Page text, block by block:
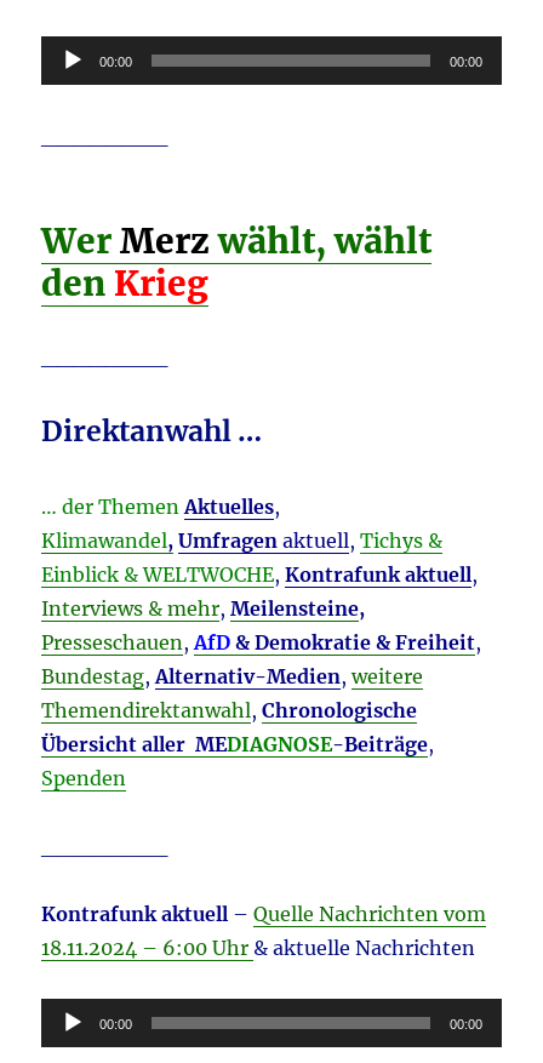
Audio-
Player
00:00 00:00
WerMerzwählt, wählt
den Krieg
Direktanwahl …
… der ThemenAktuelles,
Klimawandel, Umfragen aktuell,Tichys &
Einblick & WELTWOCHE,Kontrafunk aktuell,
Interviews & mehr,Meilensteine,
Presseschauen, AfD & Demokratie & Freiheit,
Bundestag,Alternativ-Medien,weitere
Themendirektanwahl,Chronologische
Übersicht aller MEDIAGNOSE-Beiträge,
Spenden
Kontrafunk aktuell –Quelle Nachrichten vom
18.11.2024 – 6:00 Uhr & aktuelle Nachrichten
Audio-
Player
00:00 00:00